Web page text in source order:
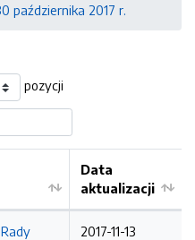
października 2017 r.
pozycji
Data
aktualizacji
2017-11-13